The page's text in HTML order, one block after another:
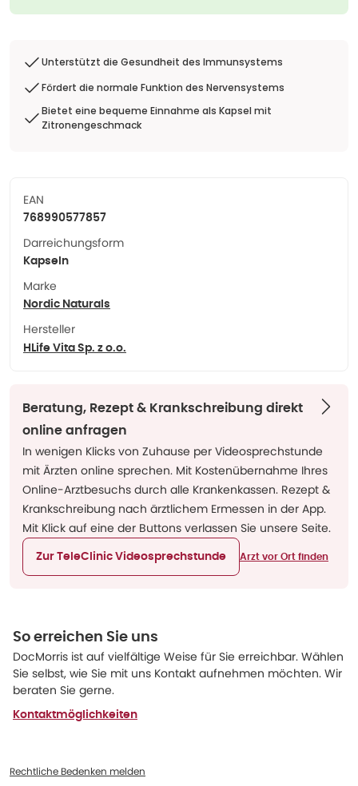
Unterstützt die Gesundheit des Immunsystems
Fördert die normale Funktion des Nervensystems
Bietet eine bequeme Einnahme als Kapsel mit
Zitronengeschmack
EAN
768990577857
Darreichungsform
Kapseln
Marke
Nordic Naturals
Hersteller
HLife Vita Sp. z o.o.
Beratung, Rezept & Krankschreibung direkt
online anfragen
In wenigen Klicks von Zuhause per Videosprechstunde
mit Ärzten online sprechen. Mit Kostenübernahme Ihres
Online-Arztbesuchs durch alle Krankenkassen. Rezept &
Krankschreibung nach ärztlichem Ermessen in der App.
Mit Klick auf eine der Buttons verlassen Sie unsere Seite.
Zur TeleClinic Videosprechstunde Arzt vor Ort finden
So erreichen Sie uns
DocMorris ist auf vielfältige Weise für Sie erreichbar. Wählen
Sie selbst, wie Sie mit uns Kontakt aufnehmen möchten. Wir
beraten Sie gerne.
Kontaktmöglichkeiten
Rechtliche Bedenken melden